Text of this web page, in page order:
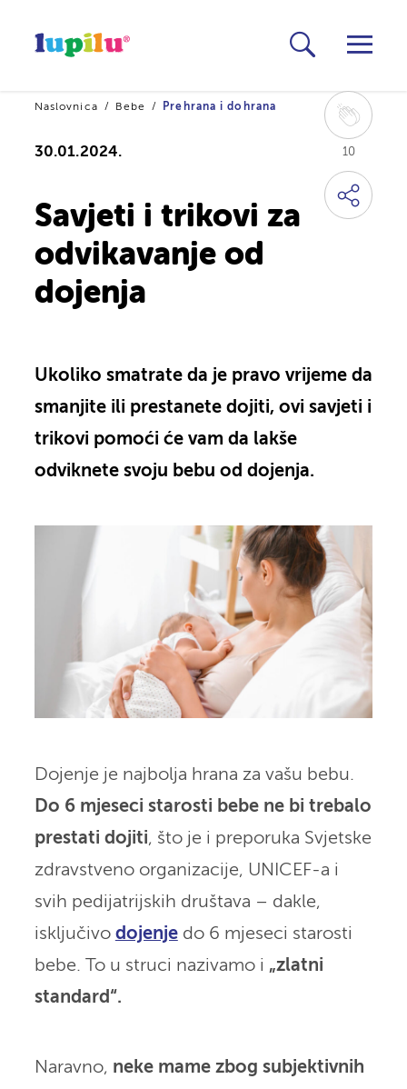
10
Naslovnica Bebe Prehrana i dohrana
30.01.2024.
Savjeti i trikovi za
odvikavanje od
dojenja
Ukoliko smatrate da je pravo vrijeme da
smanjite ili prestanete dojiti, ovi savjeti i
trikovi pomoći će vam da lakše
odviknete svoju bebu od dojenja.
Dojenje je najbolja hrana za vašu bebu.
Do 6 mjeseci starosti bebe ne bi trebalo
prestati dojiti, što je i preporuka Svjetske
zdravstveno organizacije, UNICEF-a i
svih pedijatrijskih društava – dakle,
isključivo dojenjedo 6 mjeseci starosti
bebe. To u struci nazivamo i „zlatni
standard“.
Naravno, neke mame zbog subjektivnih